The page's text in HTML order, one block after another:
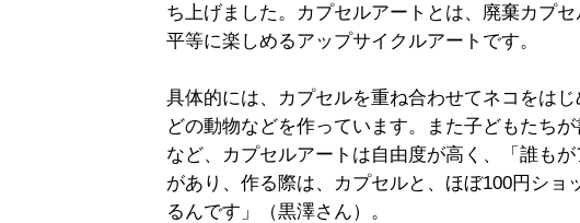
ち上げました。カプセルアートとは、廃棄カプ
平等に楽しめるアップサイクルアートです。
具体的には、カプセルを重ね合わせてネコをは
どの動物などを作っています。また子どもたち
など、カプセルアートは自由度が高く、「誰も
があり、作る際は、カプセルと、ほぼ100円ショ
るんです」（黒澤さん）。